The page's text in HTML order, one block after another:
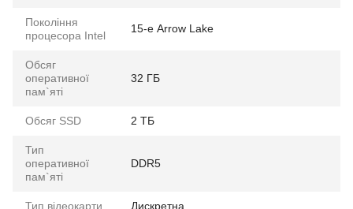
Покоління
процесора Intel
15-е Arrow Lake
Обсяг
оперативної
пам`яті
32 ГБ
Обсяг SSD 2 ТБ
Тип
оперативної
пам`яті
DDR5
Тип відеокарти Дискретна